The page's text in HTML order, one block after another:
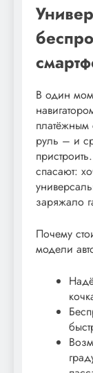
В один
платёжным
руль – и
спасают:
заряжало
Почему
модели